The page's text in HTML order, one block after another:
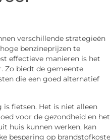
verschillende strategieën
benzineprijzen te
effectieve manieren is het
Zo biedt de gemeente
die een goed alternatief
is fietsen. Het is niet alleen
voor de gezondheid en het
huis kunnen werken, kan
besparing op